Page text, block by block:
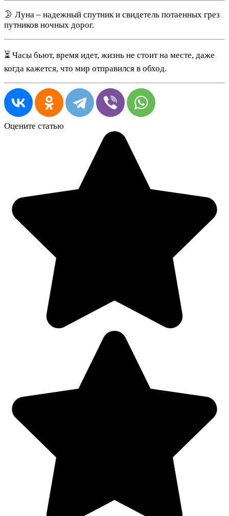
🌛 Луна – надежный спутник и свидетель потаенных грез
путников ночных дорог.
⏳ Часы бьют, время идет, жизнь не стоит на месте, даже
когда кажется, что мир отправился в обход.
Оцените статью